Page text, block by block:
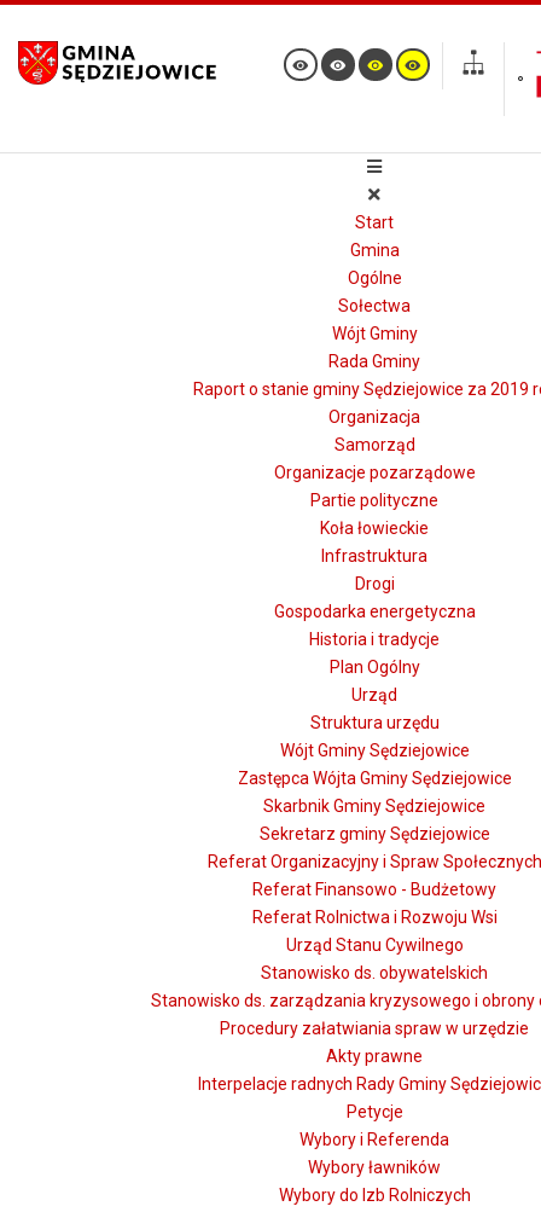
Start
Gmina
Ogólne
Sołectwa
Wójt Gminy
Rada Gminy
Raport o stanie gminy Sędziejowice za 2019
Organizacja
Samorząd
Organizacje pozarządowe
Partie polityczne
Koła łowieckie
Infrastruktura
Drogi
Gospodarka energetyczna
Historia i tradycje
Plan Ogólny
Urząd
Struktura urzędu
Wójt Gminy Sędziejowice
Zastępca Wójta Gminy Sędziejowice
Skarbnik Gminy Sędziejowice
Sekretarz gminy Sędziejowice
Referat Organizacyjny i Spraw Społecznych
Referat Finansowo - Budżetowy
Referat Rolnictwa i Rozwoju Wsi
Urząd Stanu Cywilnego
Stanowisko ds. obywatelskich
Stanowisko ds. zarządzania kryzysowego i obrony
Procedury załatwiania spraw w urzędzie
Akty prawne
Interpelacje radnych Rady Gminy
Petycje
Wybory i Referenda
Wybory ławników
Wybory do Izb Rolniczych